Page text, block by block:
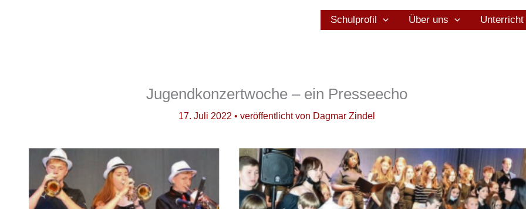
Schulprofil Über uns Unterricht
Jugendkonzertwoche – ein Presseecho
17. Juli 2022• veröffentlicht von Dagmar Zindel